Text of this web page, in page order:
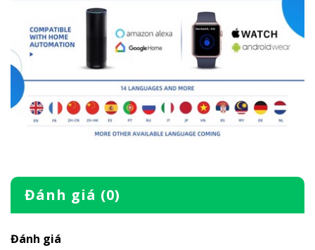
Đánh giá (0)
Đánh giá